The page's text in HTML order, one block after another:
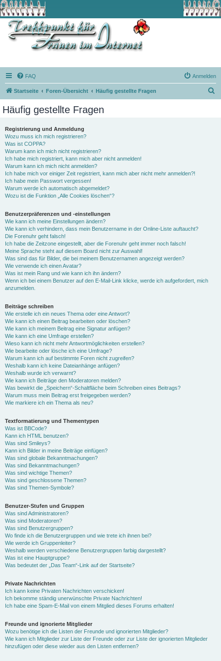
FAQ Anmelden
Startseite Foren-Übersicht Häufig gestellte Fragen
Häufig gestellte Fragen
Registrierung und Anmeldung
Wozu muss ich mich registrieren?
Was ist COPPA?
Warum kann ich mich nicht registrieren?
Ich habe mich registriert, kann mich aber nicht anmelden!
Warum kann ich mich nicht anmelden?
Ich habe mich vor einiger Zeit registriert, kann mich aber nicht mehr anmelden?!
Ich habe mein Passwort vergessen!
Warum werde ich automatisch abgemeldet?
Wozu ist die Funktion „Alle Cookies löschen“?
Benutzerpräferenzen und -einstellungen
Wie kann ich meine Einstellungen ändern?
Wie kann ich verhindern, dass mein Benutzername in der Online-Liste auftaucht?
Die Forenuhr geht falsch!
Ich habe die Zeitzone eingestellt, aber die Forenuhr geht immer noch falsch!
Meine Sprache steht auf diesem Board nicht zur Auswahl!
Was sind das für Bilder, die bei meinem Benutzernamen angezeigt werden?
Wie verwende ich einen Avatar?
Was ist mein Rang und wie kann ich ihn ändern?
Wenn ich bei einem Benutzer auf den E-Mail-Link klicke, werde ich aufgefordert, mich
anzumelden.
Beiträge schreiben
Wie erstelle ich ein neues Thema oder eine Antwort?
Wie kann ich einen Beitrag bearbeiten oder löschen?
Wie kann ich meinem Beitrag eine Signatur anfügen?
Wie kann ich eine Umfrage erstellen?
Wieso kann ich nicht mehr Antwortmöglichkeiten erstellen?
Wie bearbeite oder lösche ich eine Umfrage?
Warum kann ich auf bestimmte Foren nicht zugreifen?
Weshalb kann ich keine Dateianhänge anfügen?
Weshalb wurde ich verwarnt?
Wie kann ich Beiträge den Moderatoren melden?
Was bewirkt die „Speichern“-Schaltfläche beim Schreiben eines Beitrags?
Warum muss mein Beitrag erst freigegeben werden?
Wie markiere ich ein Thema als neu?
Textformatierung und Thementypen
Was ist BBCode?
Kann ich HTML benutzen?
Was sind Smileys?
Kann ich Bilder in meine Beiträge einfügen?
Was sind globale Bekanntmachungen?
Was sind Bekanntmachungen?
Was sind wichtige Themen?
Was sind geschlossene Themen?
Was sind Themen-Symbole?
Benutzer-Stufen und Gruppen
Was sind Administratoren?
Was sind Moderatoren?
Was sind Benutzergruppen?
Wo finde ich die Benutzergruppen und wie trete ich ihnen bei?
Wie werde ich Gruppenleiter?
Weshalb werden verschiedene Benutzergruppen farbig dargestellt?
Was ist eine Hauptgruppe?
Was bedeutet der „Das Team“-Link auf der Startseite?
Private Nachrichten
Ich kann keine Privaten Nachrichten verschicken!
Ich bekomme ständig unerwünschte Private Nachrichten!
Ich habe eine Spam-E-Mail von einem Mitglied dieses Forums erhalten!
Freunde und ignorierte Mitglieder
Wozu benötige ich die Listen der Freunde und ignorierten Mitglieder?
Wie kann ich Mitglieder zur Liste der Freunde oder zur Liste der ignorierten Mitglieder
hinzufügen oder diese wieder aus den Listen entfernen?